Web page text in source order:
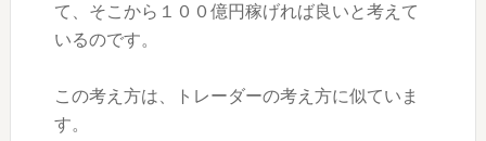
て、そこから１００億円稼げれば良いと考えて
いるのです。
この考え方は、トレーダーの考え方に似ていま
す。